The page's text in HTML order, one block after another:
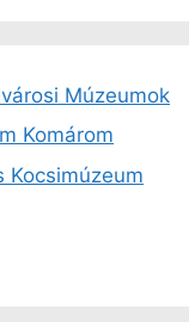
Múzeumok
Komárom
Kocsimúzeum